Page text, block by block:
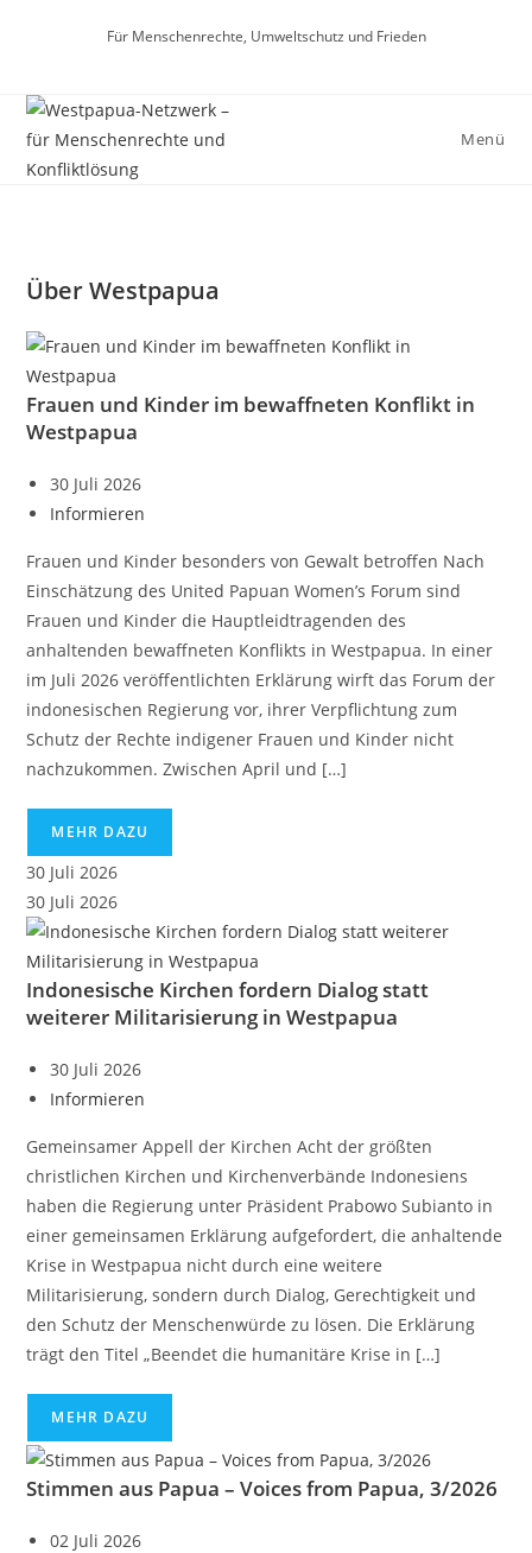
Für Menschenrechte, Umweltschutz und Frieden
Menü
Über Westpapua
Frauen und Kinder im bewaffneten Konflikt in
Westpapua
30 Juli 2026
Informieren
Frauen und Kinder besonders von Gewalt betroffen Nach
Einschätzung des United Papuan Women’s Forum sind
Frauen und Kinder die Hauptleidtragenden des
anhaltenden bewaffneten Konflikts in Westpapua. In einer
im Juli 2026 veröffentlichten Erklärung wirft das Forum der
indonesischen Regierung vor, ihrer Verpflichtung zum
Schutz der Rechte indigener Frauen und Kinder nicht
nachzukommen. Zwischen April und […]
MEHR DAZU
30 Juli 2026
30 Juli 2026
Indonesische Kirchen fordern Dialog statt
weiterer Militarisierung in Westpapua
30 Juli 2026
Informieren
Gemeinsamer Appell der Kirchen Acht der größten
christlichen Kirchen und Kirchenverbände Indonesiens
haben die Regierung unter Präsident Prabowo Subianto in
einer gemeinsamen Erklärung aufgefordert, die anhaltende
Krise in Westpapua nicht durch eine weitere
Militarisierung, sondern durch Dialog, Gerechtigkeit und
den Schutz der Menschenwürde zu lösen. Die Erklärung
trägt den Titel „Beendet die humanitäre Krise in […]
MEHR DAZU
Stimmen aus Papua – Voices from Papua, 3/2026
02 Juli 2026